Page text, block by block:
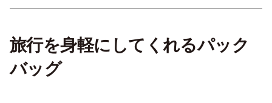
旅行を身軽にしてくれるパック
バッグ